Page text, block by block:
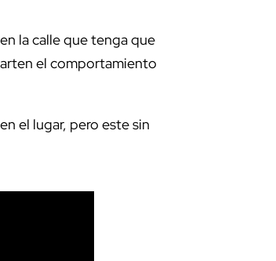
la calle que tenga que
el comportamiento
el lugar, pero este sin